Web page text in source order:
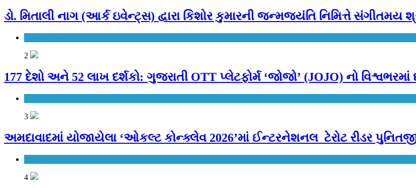
ડો. મિતાલી નાગ (આર્ક ઇવેન્ટ્સ) દ્વારા કિશોર કુમારની જન્મજયંતિ નિમિત્તે સંગીતમય
2
177 દેશો અને 52 લાખ દર્શકો: ગુજરાતી OTT પ્લેટફોર્મ ‘જોજો’ (JOJO) નો વિશ્વભરમાં
3
અમદાવાદમાં યોજાયેલા ‘ઓકલ્ટ કોન્ક્લેવ 2026’માં ઈન્ટરનેશનલ ટેરોટ રીડર
4